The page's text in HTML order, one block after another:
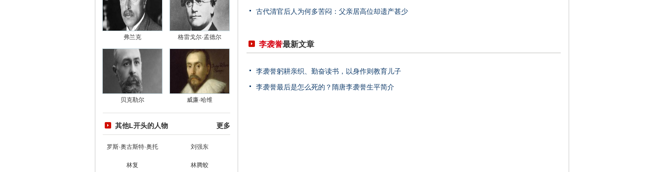
弗兰克 格雷戈尔·孟德尔
贝克勒尔 威廉·哈维
其他L开头的人物 更多
罗斯·奥古斯特·奥托 刘强东
林复 林腾蛟
古代清官后人为何多苦闷：父亲居高位却遗产甚少
李袭誉最新文章
李袭誉躬耕亲织、勤奋读书，以身作则教育儿子
李袭誉最后是怎么死的？隋唐李袭誉生平简介